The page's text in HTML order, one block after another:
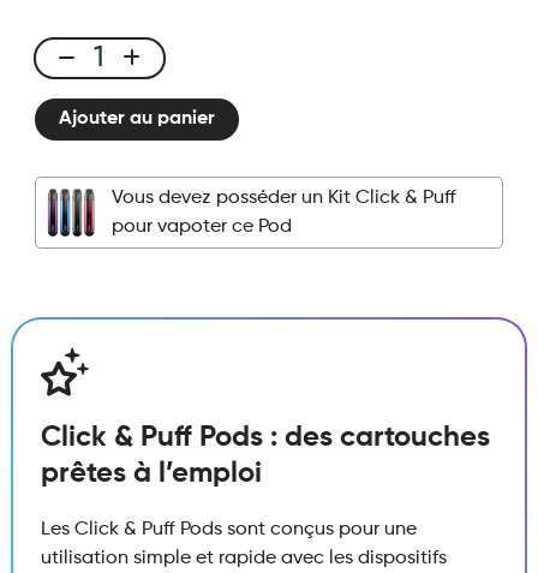
Click
&
Puff
Pod
Cerise
quantité
Ajouter au panier
Vous devez posséder un Kit Click & Puff
pour vapoter ce Pod
Click & Puff Pods : des cartouches
prêtes à l’emploi
Les Click & Puff Pods sont conçus pour une
utilisation simple et rapide avec les dispositifs